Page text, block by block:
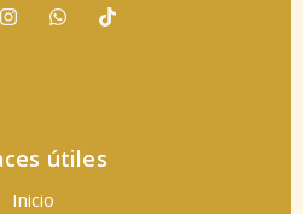
útiles
Inicio